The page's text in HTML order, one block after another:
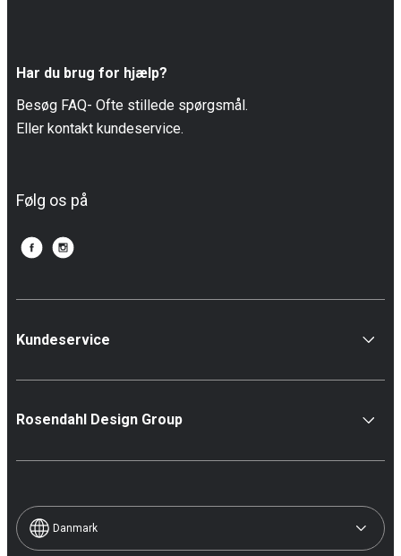
Har du brug for hjælp?
Besøg FAQ- Ofte stillede spørgsmål.
Eller kontakt kundeservice.
Følg os på
Kundeservice
Rosendahl Design Group
Danmark